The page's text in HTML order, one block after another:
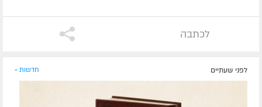
לכתבה
לפני שעתיים חדשות »